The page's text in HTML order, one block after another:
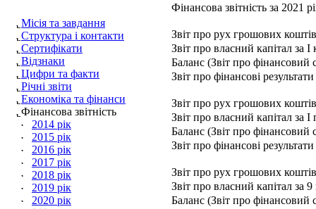
Місія та завдання
Структура і контакти
Сертифікати
Відзнаки
Цифри та факти
Річні звіти
Економіка та фінанси
Фінансова звітність
2014 рік
2015 рік
2016 рік
2017 рік
2018 рік
2019 рік
2020 рік
Фінансова звітність за 2021
Звіт про рух грошових
Звіт про власний капітал за
Баланс (Звіт про фінансовий
Звіт про фінансові
Звіт про рух грошових
Звіт про власний капітал за І
Баланс (Звіт про фінансовий
Звіт про фінансові
Звіт про рух грошових
Звіт про власний капітал за
Баланс (Звіт про фінансовий